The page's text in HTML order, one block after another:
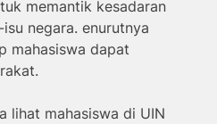
memantik kesadaran
negara. enurutnya
mahasiswa dapat
lihat mahasiswa di UIN